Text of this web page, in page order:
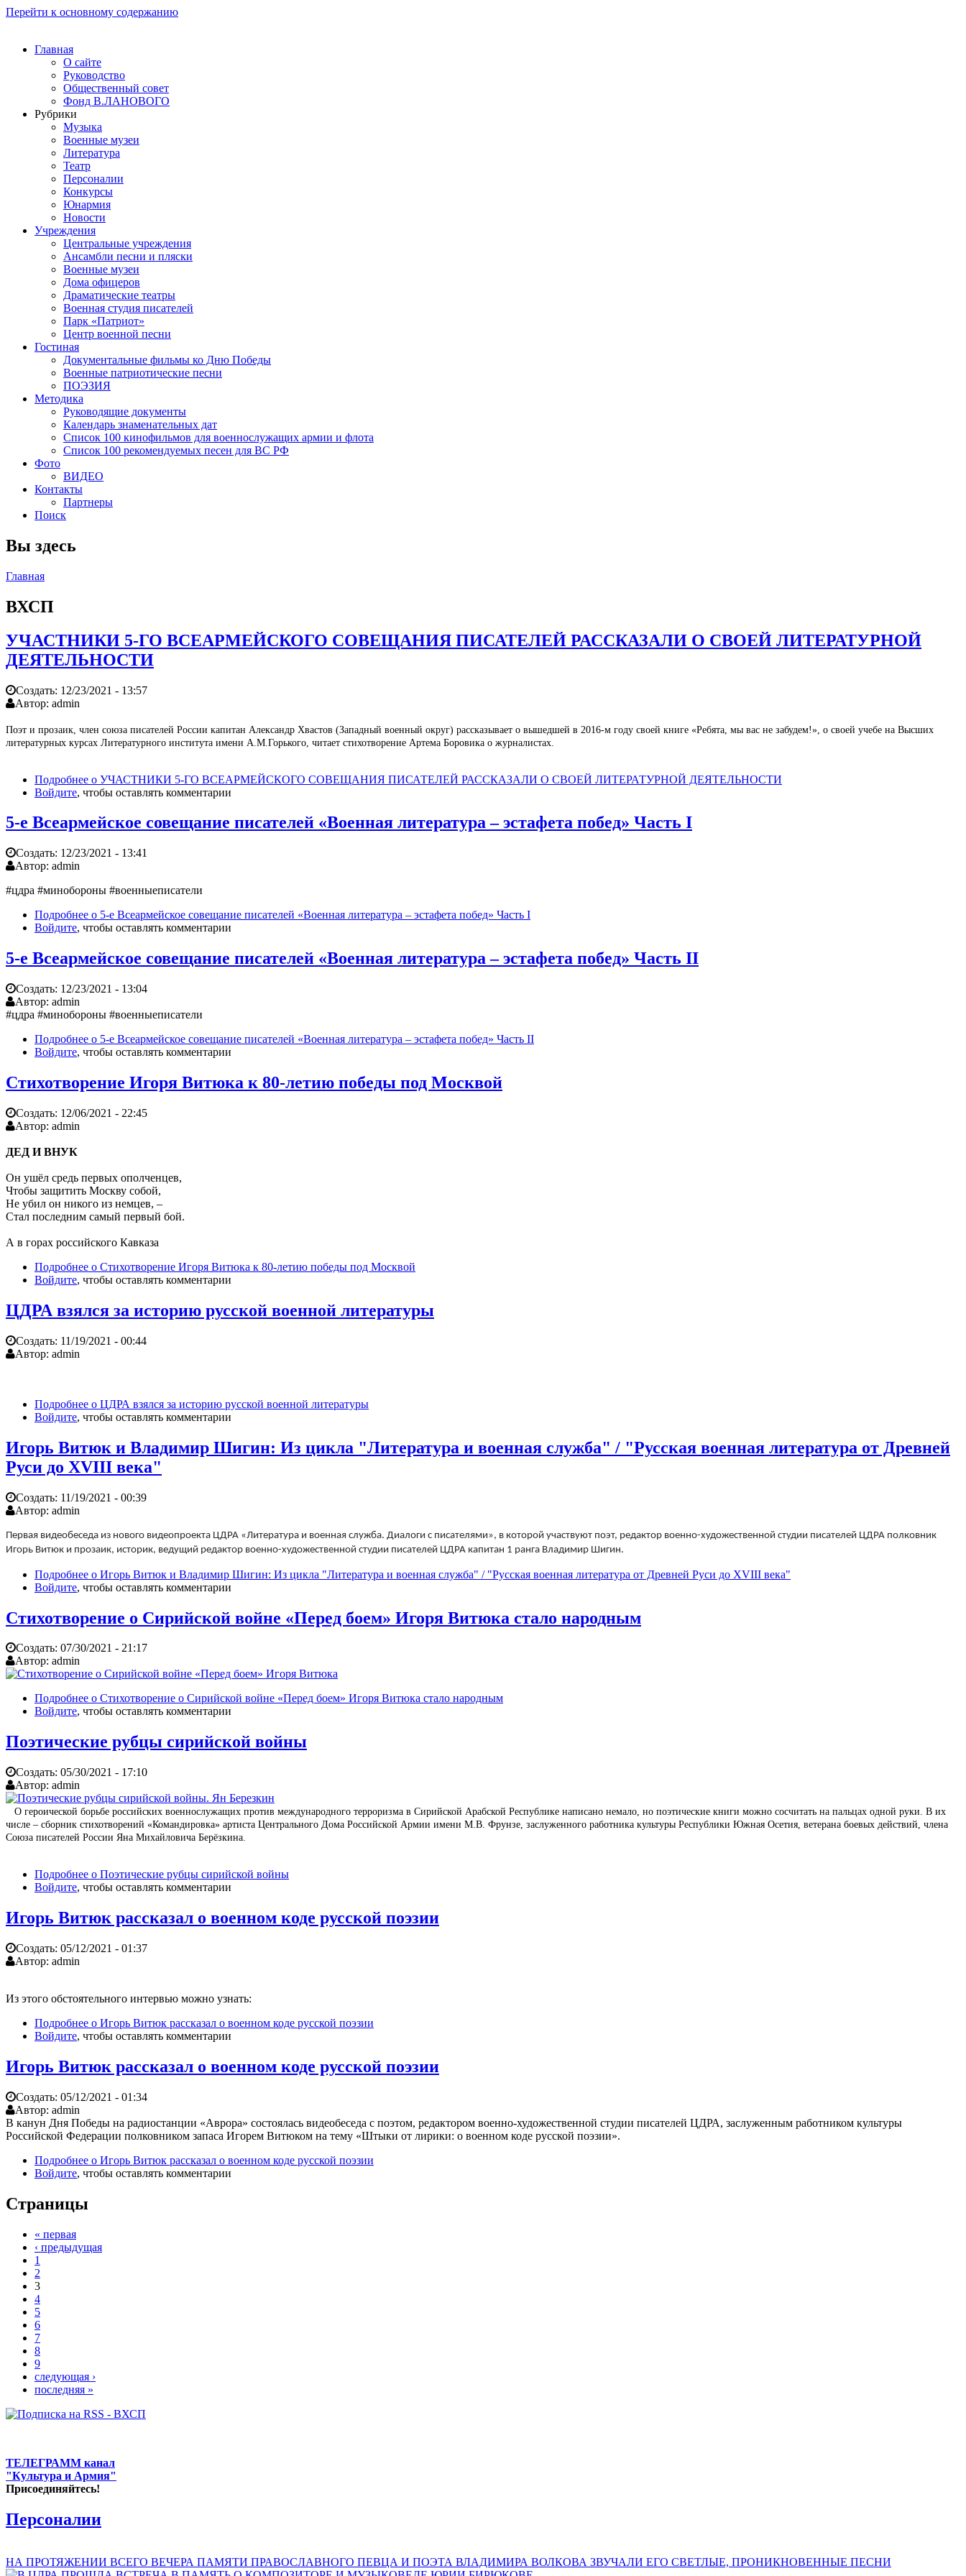
Перейти к основному содержанию
Главная
О сайте
Руководство
Общественный совет
Фонд В.ЛАНОВОГО
Рубрики
Музыка
Военные музеи
Литература
Театр
Персоналии
Конкурсы
Юнармия
Новости
Учреждения
Центральные учреждения
Ансамбли песни и пляски
Военные музеи
Дома офицеров
Драматические театры
Военная студия писателей
Парк «Патриот»
Центр военной песни
Гостиная
Документальные фильмы ко Дню Победы
Военные патриотические песни
ПОЭЗИЯ
Методика
Руководящие документы
Календарь знаменательных дат
Список 100 кинофильмов для военнослужащих армии и флота
Список 100 рекомендуемых песен для ВС РФ
Фото
ВИДЕО
Контакты
Партнеры
Поиск
Вы здесь
Главная
ВХСП
УЧАСТНИКИ 5-ГО ВСЕАРМЕЙСКОГО СОВЕЩАНИЯ ПИСАТЕЛЕЙ РАССКАЗАЛИ О СВОЕЙ ЛИТЕРАТУРНОЙ
ДЕЯТЕЛЬНОСТИ
Создать: 12/23/2021 - 13:57
Автор: admin
Поэт и прозаик, член союза писателей России капитан Александр Хвастов (Западный военный округ) рассказывает о вышедшей в 2016-м году своей книге «Ребята, мы вас не забудем!», о своей учебе на Высших
литературных курсах Литературного института имени А.М.Горького, читает стихотворение Артема Боровика о журналистах.
Подробнее о УЧАСТНИКИ 5-ГО ВСЕАРМЕЙСКОГО СОВЕЩАНИЯ ПИСАТЕЛЕЙ РАССКАЗАЛИ О СВОЕЙ ЛИТЕРАТУРНОЙ ДЕЯТЕЛЬНОСТИ
Войдите, чтобы оставлять комментарии
5-е Всеармейское совещание писателей «Военная литература – эстафета побед» Часть I
Создать: 12/23/2021 - 13:41
Автор: admin
#цдра #минобороны #военныеписатели
Подробнее о 5-е Всеармейское совещание писателей «Военная литература – эстафета побед» Часть I
Войдите, чтобы оставлять комментарии
5-е Всеармейское совещание писателей «Военная литература – эстафета побед» Часть II
Создать: 12/23/2021 - 13:04
Автор: admin
#цдра #минобороны #военныеписатели
Подробнее о 5-е Всеармейское совещание писателей «Военная литература – эстафета побед» Часть II
Войдите, чтобы оставлять комментарии
Стихотворение Игоря Витюка к 80-летию победы под Москвой
Создать: 12/06/2021 - 22:45
Автор: admin
ДЕД И ВНУК
Он ушёл средь первых ополченцев,
Чтобы защитить Москву собой,
Не убил он никого из немцев, –
Стал последним самый первый бой.
А в горах российского Кавказа
Подробнее о Стихотворение Игоря Витюка к 80-летию победы под Москвой
Войдите, чтобы оставлять комментарии
ЦДРА взялся за историю русской военной литературы
Создать: 11/19/2021 - 00:44
Автор: admin
Подробнее о ЦДРА взялся за историю русской военной литературы
Войдите, чтобы оставлять комментарии
Игорь Витюк и Владимир Шигин: Из цикла "Литература и военная служба" / "Русская военная литература от Древней
Руси до XVIII века"
Создать: 11/19/2021 - 00:39
Автор: admin
Первая видеобеседа из нового видеопроекта ЦДРА «Литература и военная служба. Диалоги с писателями», в которой участвуют поэт, редактор военно-художественной студии писателей ЦДРА полковник
Игорь Витюк и прозаик, историк, ведущий редактор военно-художественной студии писателей ЦДРА капитан 1 ранга Владимир Шигин.
Подробнее о Игорь Витюк и Владимир Шигин: Из цикла "Литература и военная служба" / "Русская военная литература от Древней Руси до XVIII века"
Войдите, чтобы оставлять комментарии
Стихотворение о Сирийской войне «Перед боем» Игоря Витюка стало народным
Создать: 07/30/2021 - 21:17
Автор: admin
Подробнее о Стихотворение о Сирийской войне «Перед боем» Игоря Витюка стало народным
Войдите, чтобы оставлять комментарии
Поэтические рубцы сирийской войны
Создать: 05/30/2021 - 17:10
Автор: admin
О героической борьбе российских военнослужащих против международного терроризма в Сирийской Арабской Республике написано немало, но поэтические книги можно сосчитать на пальцах одной руки. В их
числе – сборник стихотворений «Командировка» артиста Центрального Дома Российской Армии имени М.В. Фрунзе, заслуженного работника культуры Республики Южная Осетия, ветерана боевых действий, члена
Союза писателей России Яна Михайловича Берёзкина.
Подробнее о Поэтические рубцы сирийской войны
Войдите, чтобы оставлять комментарии
Игорь Витюк рассказал о военном коде русской поэзии
Создать: 05/12/2021 - 01:37
Автор: admin
Из этого обстоятельного интервью можно узнать:
Подробнее о Игорь Витюк рассказал о военном коде русской поэзии
Войдите, чтобы оставлять комментарии
Игорь Витюк рассказал о военном коде русской поэзии
Создать: 05/12/2021 - 01:34
Автор: admin
В канун Дня Победы на радиостанции «Аврора» состоялась видеобеседа с поэтом, редактором военно-художественной студии писателей ЦДРА, заслуженным работником культуры
Российской Федерации полковником запаса Игорем Витюком на тему «Штыки от лирики: о военном коде русской поэзии».
Подробнее о Игорь Витюк рассказал о военном коде русской поэзии
Войдите, чтобы оставлять комментарии
Страницы
« первая
‹ предыдущая
1
2
3
4
5
6
7
8
9
следующая ›
последняя »
ТЕЛЕГРАММ канал
"Культура и Армия"
Присоединяйтесь!
Персоналии
НА ПРОТЯЖЕНИИ ВСЕГО ВЕЧЕРА ПАМЯТИ ПРАВОСЛАВНОГО ПЕВЦА И ПОЭТА ВЛАДИМИРА ВОЛКОВА ЗВУЧАЛИ ЕГО СВЕТЛЫЕ, ПРОНИКНОВЕННЫЕ ПЕСНИ